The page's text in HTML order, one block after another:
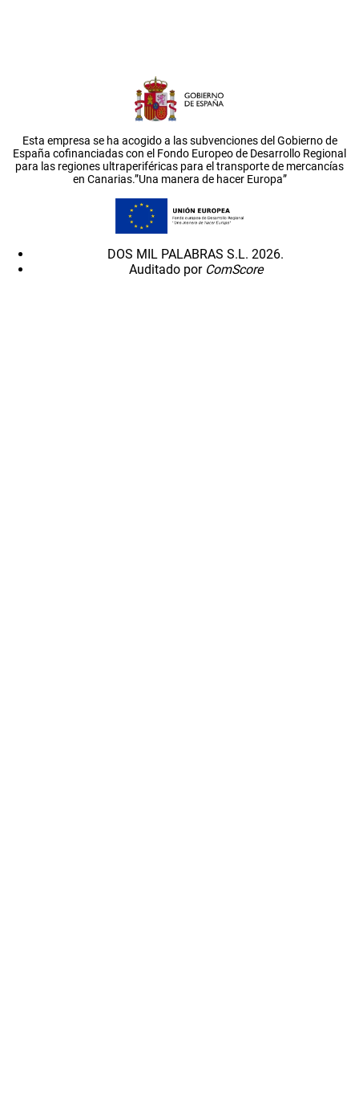
Esta empresa se ha acogido a las subvenciones del Gobierno de
España cofinanciadas con el Fondo Europeo de Desarrollo Regional
para las regiones ultraperiféricas para el transporte de mercancías
en Canarias.”Una manera de hacer Europa”
DOS MIL PALABRAS S.L. 2026.
Auditado por ComScore